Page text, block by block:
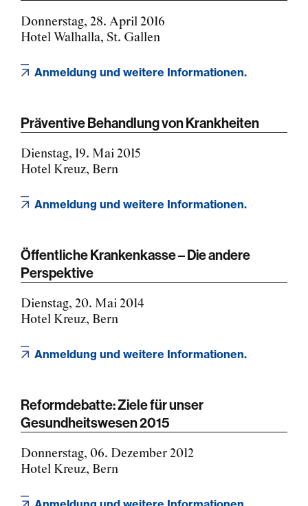
Donnerstag, 28. April 2016
Hotel Walhalla, St. Gallen
Anmeldung und weitere Informationen.
Präventive Behandlung von Krankheiten
Dienstag, 19. Mai 2015
Hotel Kreuz, Bern
Anmeldung und weitere Informationen.
Öffentliche Krankenkasse – Die andere
Perspektive
Dienstag, 20. Mai 2014
Hotel Kreuz, Bern
Anmeldung und weitere Informationen.
Reformdebatte: Ziele für unser
Gesundheitswesen 2015
Donnerstag, 06. Dezember 2012
Hotel Kreuz, Bern